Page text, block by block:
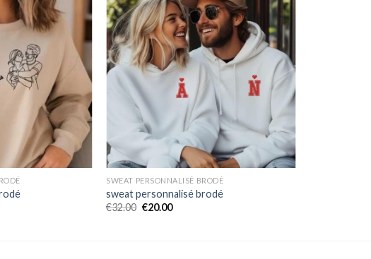
SWEAT PERSONNALISÉ BRODÉ
sweat personnalisé brodé
€32.00 €20.00